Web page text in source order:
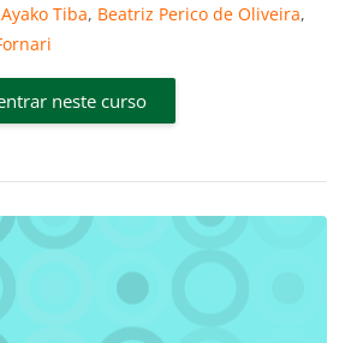
Tiba, Beatriz Perico de Oliveira,
neste curso